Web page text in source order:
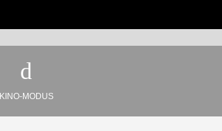
KINO-MODUS